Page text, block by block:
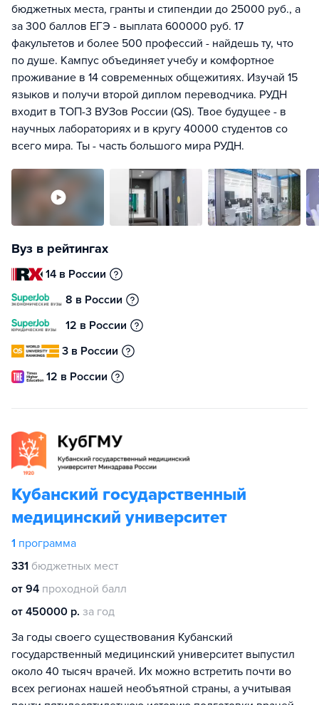
бюджетных места, гранты и стипендии до 25000 руб., а
за 300 баллов ЕГЭ - выплата 600000 руб. 17
факультетов и более 500 профессий - найдешь ту, что
по душе. Кампус объединяет учебу и комфортное
проживание в 14 современных общежитиях. Изучай 15
языков и получи второй диплом переводчика. РУДН
входит в ТОП-3 ВУЗов России (QS). Твое будущее - в
научных лабораториях и в кругу 40000 студентов со
всего мира. Ты - часть большого мира РУДН.
Вуз в рейтингах
14 в России
8 в России
12 в России
3 в России
12 в России
Кубанский государственный
медицинский университет
1 программа
331 бюджетных мест
от 94 проходной балл
от 450000 р. за год
За годы своего существования Кубанский
государственный медицинский университет выпустил
около 40 тысяч врачей. Их можно встретить почти во
всех регионах нашей необъятной страны, а учитывая